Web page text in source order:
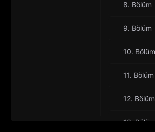
8. Bölüm
9. Bölüm
10. Bölüm
11. Bölüm
12. Bölüm
13. Bölüm